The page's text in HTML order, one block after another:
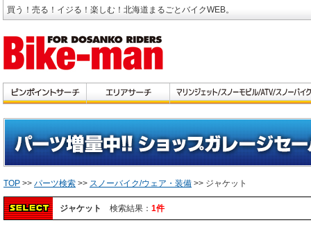
買う！売る！イジる！楽しむ！北海道まるごとバイクWEB。
TOP >> パーツ検索 >> スノーバイク/ウェア・装備 >> ジャケット
ジャケット 検索結果： 1件